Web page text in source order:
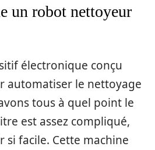
un robot nettoyeur
électronique conçu
automatiser le nettoyage
tous à quel point le
est assez compliqué,
si facile. Cette machine